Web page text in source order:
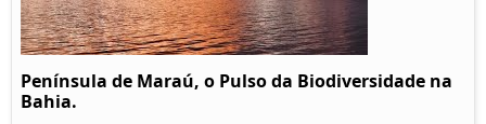
Península de Maraú, o Pulso da Biodiversidade na
Bahia.